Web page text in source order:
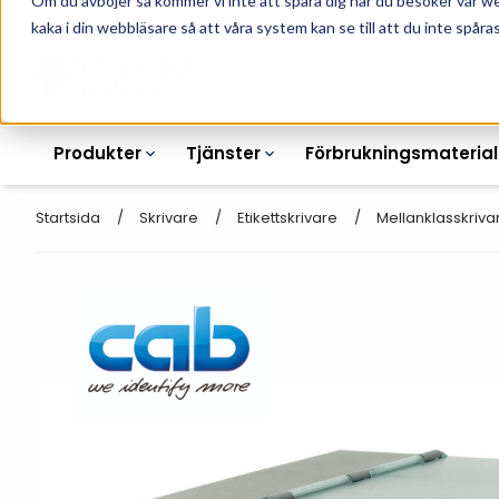
kaka i din webbläsare så att våra system kan se till att du inte
010-162 61 90
Produkter
Armbandsskrivare
Kvittorullar
Tjänster
Laseretikett_A4
Streckkodsmenyer
Plastlister för hyllkanter
Förbrukningsmaterial
Startsida Skrivare Etikettskrivare